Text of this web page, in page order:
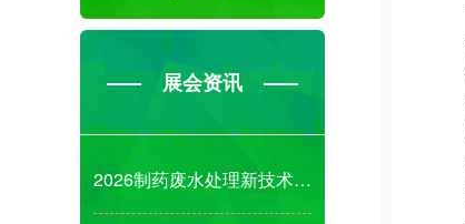
展会资讯
2026制药废水处理新技术、新成果、新装备发展